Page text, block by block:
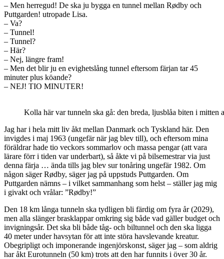
– Men herregud! De ska ju bygga en tunnel mellan Rødby och
Puttgarden! utropade Lisa.
– Va?
– Tunnel!
– Tunnel?
– Här?
– Nej, längre fram!
– Men det blir ju en evighetslång tunnel eftersom färjan tar 45
minuter plus köande?
– NEJ! TIO MINUTER!
Kolla här var tunneln ska gå: den breda, ljusblåa biten i mitten
Jag har i hela mitt liv åkt mellan Danmark och Tyskland här. Den
invigdes i maj 1963 (ungefär när jag blev till), och eftersom mina
föräldrar hade tio veckors sommarlov och massa pengar (att vara
lärare förr i tiden var underbart), så åkte vi på bilsemestrar via just
denna färja … ända tills jag blev sur tonåring ungefär 1982. Om
någon säger Rødby, säger jag på uppstuds Puttgarden. Om
Puttgarden nämns – i vilket sammanhang som helst – ställer jag mig
i givakt och vrålar: ”Rødby!”
Den 18 km långa tunneln ska tydligen bli färdig om fyra år (2029),
men alla slänger brasklappar omkring sig både vad gäller budget och
invigningsår. Det ska bli både tåg- och biltunnel och den ska ligga
40 meter under havsytan för att inte störa havslevande kreatur.
Obegripligt och imponerande ingenjörskonst, säger jag – som aldrig
har åkt Eurotunneln (50 km) trots att den har funnits i över 30 år.